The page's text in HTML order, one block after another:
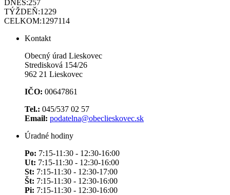
DNES:257
TÝŽDEŇ:1229
CELKOM:1297114
Kontakt
Obecný úrad Lieskovec
Stredisková 154/26
962 21 Lieskovec
IČO: 00647861
Tel.: 045/537 02 57
Email: podatelna@obeclieskovec.sk
Úradné hodiny
Po: 7:15-11:30 - 12:30-16:00
Ut: 7:15-11:30 - 12:30-16:00
St: 7:15-11:30 - 12:30-17:00
Št: 7:15-11:30 - 12:30-16:00
Pi: 7:15-11:30 - 12:30-16:00